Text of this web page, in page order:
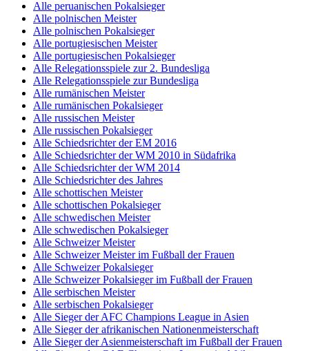
Alle peruanischen Pokalsieger
Alle polnischen Meister
Alle polnischen Pokalsieger
Alle portugiesischen Meister
Alle portugiesischen Pokalsieger
Alle Relegationsspiele zur 2. Bundesliga
Alle Relegationsspiele zur Bundesliga
Alle rumänischen Meister
Alle rumänischen Pokalsieger
Alle russischen Meister
Alle russischen Pokalsieger
Alle Schiedsrichter der EM 2016
Alle Schiedsrichter der WM 2010 in Südafrika
Alle Schiedsrichter der WM 2014
Alle Schiedsrichter des Jahres
Alle schottischen Meister
Alle schottischen Pokalsieger
Alle schwedischen Meister
Alle schwedischen Pokalsieger
Alle Schweizer Meister
Alle Schweizer Meister im Fußball der Frauen
Alle Schweizer Pokalsieger
Alle Schweizer Pokalsieger im Fußball der Frauen
Alle serbischen Meister
Alle serbischen Pokalsieger
Alle Sieger der AFC Champions League in Asien
Alle Sieger der afrikanischen Nationenmeisterschaft
Alle Sieger der Asienmeisterschaft im Fußball der Frauen